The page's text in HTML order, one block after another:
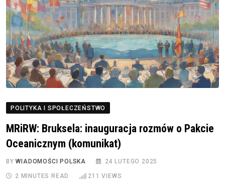
POLITYKA I SPOŁECZEŃSTWO
MRiRW: Bruksela: inauguracja rozmów o Pakcie
Oceanicznym (komunikat)
BYWIADOMOŚCI POLSKA 24 LUTEGO 2025
2 MINUTES READ 211 VIEWS